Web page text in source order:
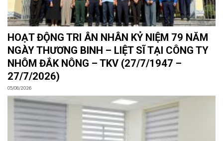
HOẠT ĐỘNG TRI ÂN NHÂN KỶ NIỆM 79 NĂM
NGÀY THƯƠNG BINH – LIỆT SĨ TẠI CÔNG TY
NHÔM ĐẮK NÔNG – TKV (27/7/1947 –
27/7/2026)
05/08/2026